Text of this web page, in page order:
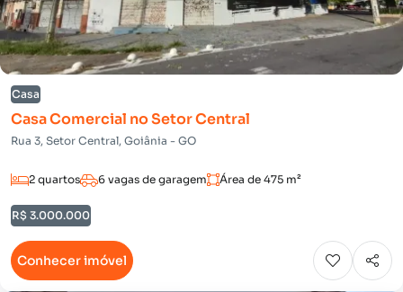
Casa
Casa Comercial no Setor Central
Rua 3, Setor Central, Goiânia - GO
2 quartos 6 vagas de garagem Área de 475 m²
R$ 3.000.000
Conhecer imóvel